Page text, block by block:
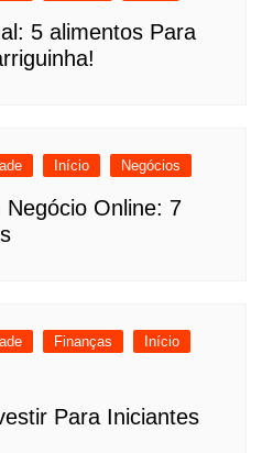
5 alimentos Para
Início Negócios
Online: 7
Finanças
Início
Para Iniciantes